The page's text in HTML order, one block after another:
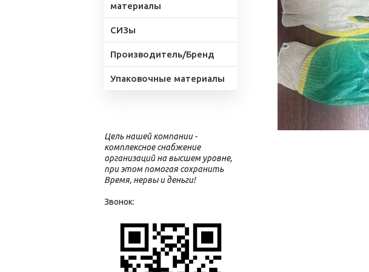
материалы
СИЗы
Производитель/Бренд
Упаковочные материалы
Цель нашей компании -
комплексное снабжение
организаций на высшем уровне,
при этом помогая сохранить
Время, нервы и деньги!
Звонок: